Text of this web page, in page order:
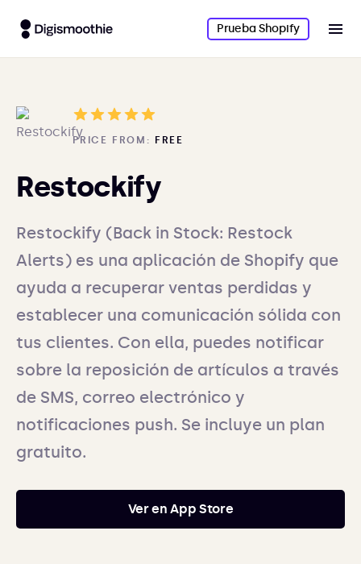
Prueba Shopify
PRICE FROM: FREE
Restockify
Restockify (Back in Stock: Restock
Alerts) es una aplicación de Shopify que
ayuda a recuperar ventas perdidas y
establecer una comunicación sólida con
tus clientes. Con ella, puedes notificar
sobre la reposición de artículos a través
de SMS, correo electrónico y
notificaciones push. Se incluye un plan
gratuito.
Ver en App Store